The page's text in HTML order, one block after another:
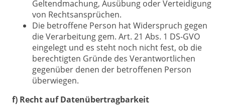
Geltendmachung, Ausübung oder Verteidigung
von Rechtsansprüchen.
Die betroffene Person hat Widerspruch gegen
die Verarbeitung gem. Art. 21 Abs. 1 DS-GVO
eingelegt und es steht noch nicht fest, ob die
berechtigten Gründe des Verantwortlichen
gegenüber denen der betroffenen Person
überwiegen.
f) Recht auf Datenübertragbarkeit